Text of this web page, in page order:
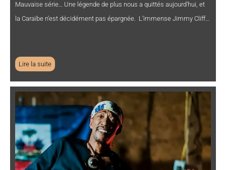
Mauvaise série… Une légende de plus nous a quittés aujourd’hui, et
la Caraïbe n’est décidément pas épargnée. L’immense Jimmy Cliff…
Lire la suite